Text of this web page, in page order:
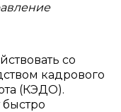
со
кадрового
(КЭДО).